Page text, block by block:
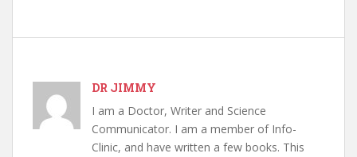
DR JIMMY
I am a Doctor, Writer and Science
Communicator. I am a member of Info-
Clinic, and have written a few books. This